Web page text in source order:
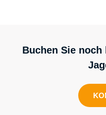
Buchen Sie